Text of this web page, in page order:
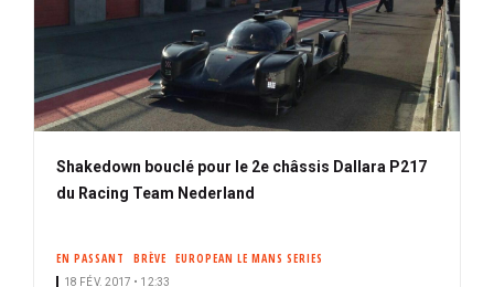
Shakedown bouclé pour le 2e châssis Dallara P217
du Racing Team Nederland
EN PASSANT BRÈVE EUROPEAN LE MANS SERIES
18 FÉV. 2017 • 12:33